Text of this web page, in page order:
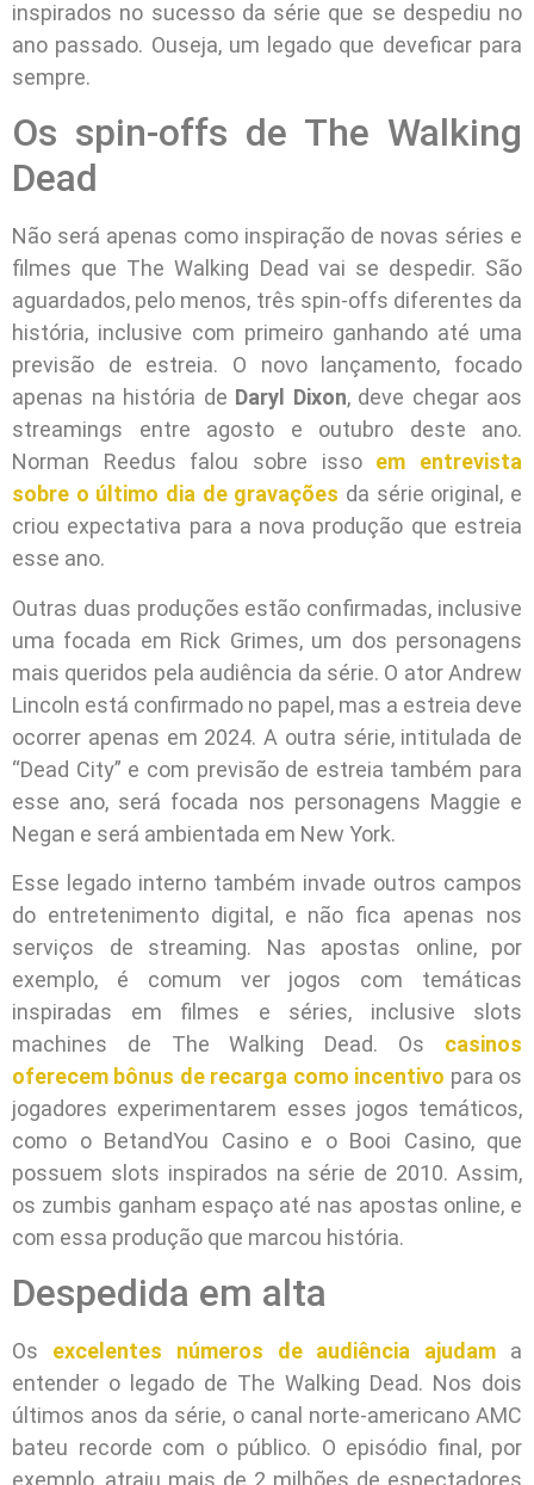
inspirados no sucesso da série que se despediu no
ano passado. Ouseja, um legado que deveficar para
sempre.
Os spin-offs de The Walking
Dead
Não será apenas como inspiração de novas séries e
filmes que The Walking Dead vai se despedir. São
aguardados, pelo menos, três spin-offs diferentes da
história, inclusive com primeiro ganhando até uma
previsão de estreia. O novo lançamento, focado
apenas na história de Daryl Dixon, deve chegar aos
streamings entre agosto e outubro deste ano.
Norman Reedus falou sobre isso em entrevista
sobre o último dia de gravações da série original, e
criou expectativa para a nova produção que estreia
esse ano.
Outras duas produções estão confirmadas, inclusive
uma focada em Rick Grimes, um dos personagens
mais queridos pela audiência da série. O ator Andrew
Lincoln está confirmado no papel, mas a estreia deve
ocorrer apenas em 2024. A outra série, intitulada de
“Dead City” e com previsão de estreia também para
esse ano, será focada nos personagens Maggie e
Negan e será ambientada em New York.
Esse legado interno também invade outros campos
do entretenimento digital, e não fica apenas nos
serviços de streaming. Nas apostas online, por
exemplo, é comum ver jogos com temáticas
inspiradas em filmes e séries, inclusive slots
machines de The Walking Dead. Os casinos
oferecem bônus de recarga como incentivo para os
jogadores experimentarem esses jogos temáticos,
como o BetandYou Casino e o Booi Casino, que
possuem slots inspirados na série de 2010. Assim,
os zumbis ganham espaço até nas apostas online, e
com essa produção que marcou história.
Despedida em alta
Os excelentes números de audiência ajudam a
entender o legado de The Walking Dead. Nos dois
últimos anos da série, o canal norte-americano AMC
bateu recorde com o público. O episódio final, por